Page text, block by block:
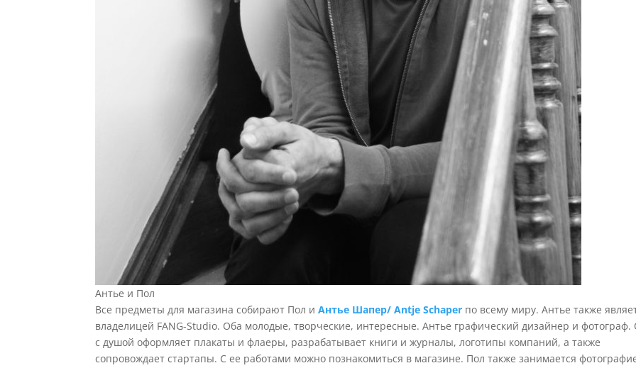
Антье и Пол
Все предметы для магазина собирают Пол иАнтье Шапер/ Antje Schaper по всему миру. Антье также
владелицей FANG-Studio. Оба молодые, творческие, интересные. Антье графический дизайнер и фотограф.
с душой оформляет плакаты и флаеры, разрабатывает книги и журналы, логотипы компаний, а также
сопровождает стартапы. С ее работами можно познакомиться в магазине. Пол также занимается